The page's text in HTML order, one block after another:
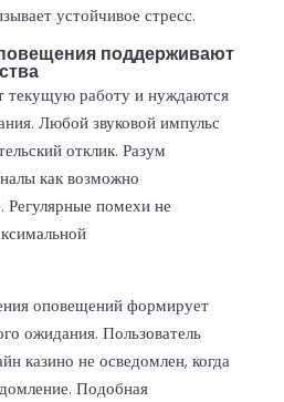
устойчивое стресс.
поддерживают
текущую работу и нуждаются
Любой звуковой импульс
отклик. Разум
как возможно
помехи не
оповещений формирует
ожидания. Пользователь
казино не осведомлен, когда
Подобная